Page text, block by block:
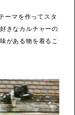
ーマを作ってスタ
きなカルチャーの
がある物を着るこ